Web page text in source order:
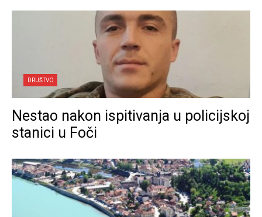
DRUŠTVO
Nestao nakon ispitivanja u policijskoj
stanici u Foči